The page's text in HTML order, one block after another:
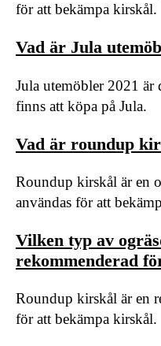
för att bekämpa kirskål.
Vad är Jula
Jula utemöbler 2021 är
finns att köpa på Jula.
Vad är roundup
Roundup kirskål är en
användas för att
Vilken typ av
rekommenderad
Roundup kirskål är en
för att bekämpa kirskål.